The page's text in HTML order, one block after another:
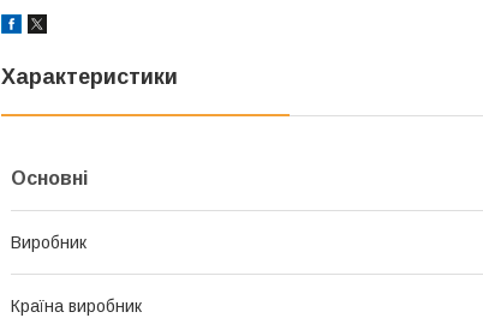
Характеристики
Основні
Виробник
Країна виробник